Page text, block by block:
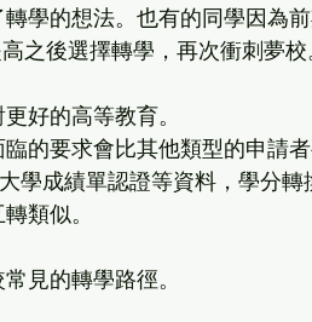
學的想法。也有的同學因為
之後選擇轉學，再次衝刺夢校
好的高等教育。
的要求會比其他類型的申請
學成績單認證等資料，學分轉
類似。
見的轉學路徑。